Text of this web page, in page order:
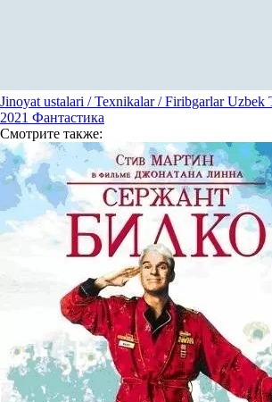
Jinoyat ustalari / Texnikalar / Firibgarlar Uzbek
2021 Фантастика
Смотрите также: